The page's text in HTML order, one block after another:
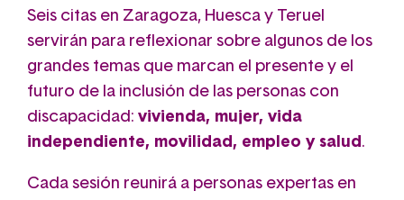
Seis citas en Zaragoza, Huesca y Teruel
servirán para reflexionar sobre algunos de los
grandes temas que marcan el presente y el
futuro de la inclusión de las personas con
discapacidad: vivienda, mujer, vida
independiente, movilidad, empleo y salud .
Cada sesión reunirá a personas expertas en